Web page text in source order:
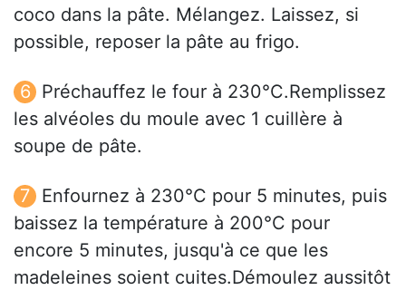
coco dans la pâte. Mélangez. Laissez, si
possible, reposer la pâte au frigo.
Préchauffez le four à 230°C.Remplissez
les alvéoles du moule avec 1 cuillère à
soupe de pâte.
Enfournez à 230°C pour 5 minutes, puis
baissez la température à 200°C pour
encore 5 minutes, jusqu'à ce que les
madeleines soient cuites.Démoulez aussitôt